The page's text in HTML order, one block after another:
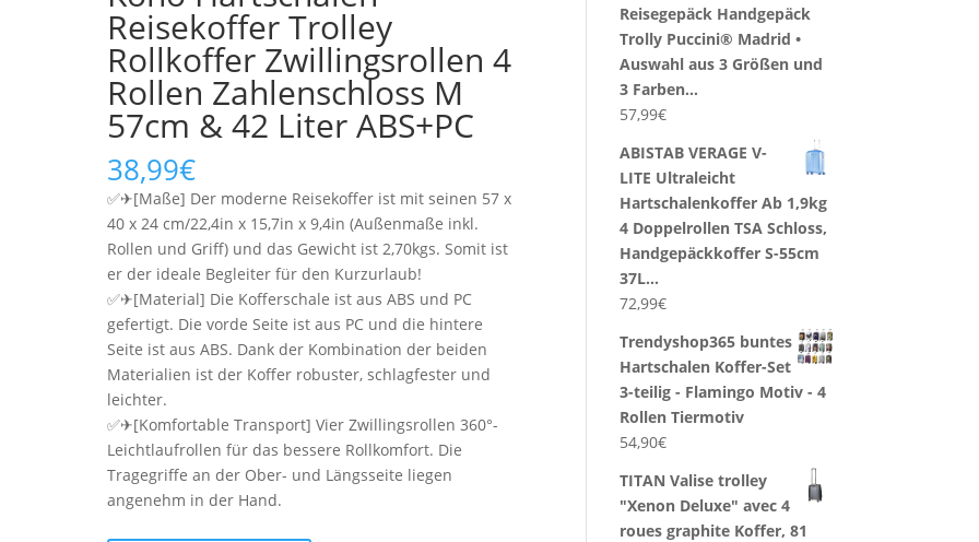
Reisekoffer Trolley
Rollkoffer Zwillingsrollen 4
Rollen Zahlenschloss M
57cm & 42 Liter ABS+PC
38,99€
✅✈[Maße] Der moderne Reisekoffer ist mit seinen 57 x
40 x 24 cm/22,4in x 15,7in x 9,4in (Außenmaße inkl.
Rollen und Griff) und das Gewicht ist 2,70kgs. Somit ist
er der ideale Begleiter für den Kurzurlaub!
✅✈[Material] Die Kofferschale ist aus ABS und PC
gefertigt. Die vorde Seite ist aus PC und die hintere
Seite ist aus ABS. Dank der Kombination der beiden
Materialien ist der Koffer robuster, schlagfester und
leichter.
✅✈[Komfortable Transport] Vier Zwillingsrollen 360°-
Leichtlaufrollen für das bessere Rollkomfort. Die
Tragegriffe an der Ober- und Längsseite liegen
angenehm in der Hand.
Reisegepäck Handgepäck
Trolly Puccini® Madrid •
Auswahl aus 3 Größen und
3 Farben…
57,99€
ABISTAB VERAGE V-
LITE Ultraleicht
Hartschalenkoffer Ab 1,9kg
4 Doppelrollen TSA Schloss,
Handgepäckkoffer S-55cm
37L…
72,99€
Trendyshop365 buntes
Hartschalen Koffer-Set
3-teilig - Flamingo Motiv - 4
Rollen Tiermotiv
54,90€
TITAN Valise trolley
"Xenon Deluxe" avec 4
roues graphite Koffer, 81